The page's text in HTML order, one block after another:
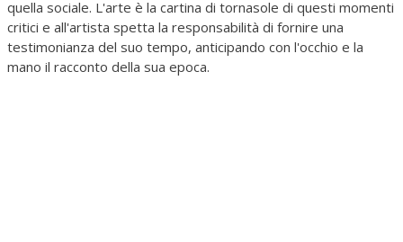
quella sociale. L'arte è la cartina di tornasole di questi momenti
critici e all'artista spetta la responsabilità di fornire una
testimonianza del suo tempo, anticipando con l'occhio e la
mano il racconto della sua epoca.